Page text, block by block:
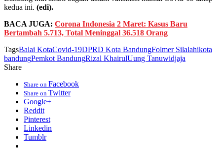
kedua ini. (edi).
BACA JUGA: Corona Indonesia 2 Maret: Kasus Baru
Bertambah 5.713, Total Meninggal 36.518 Orang
TagsBalai KotaCovid-19DPRD Kota BandungFolmer Silalahikota
bandungPemkot BandungRizal KhairulUung Tanuwidjaja
Share
Share on Facebook
Share on Twitter
Google+
Reddit
Pinterest
Linkedin
Tumblr